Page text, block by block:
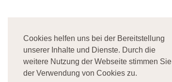
Cookies helfen uns bei der Bereitstellung
unserer Inhalte und Dienste. Durch die
weitere Nutzung der Webseite stimmen Sie
der Verwendung von Cookies zu.
Impressum
Datenschutz
Kontakt